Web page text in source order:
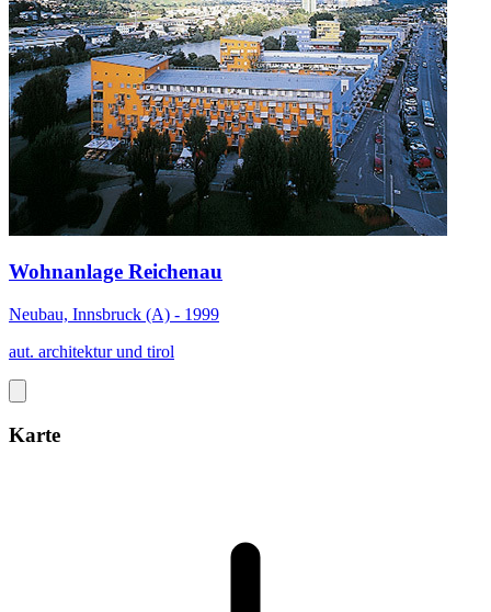
Wohnanlage Reichenau
Neubau, Innsbruck (A) - 1999
aut. architektur und tirol
Karte